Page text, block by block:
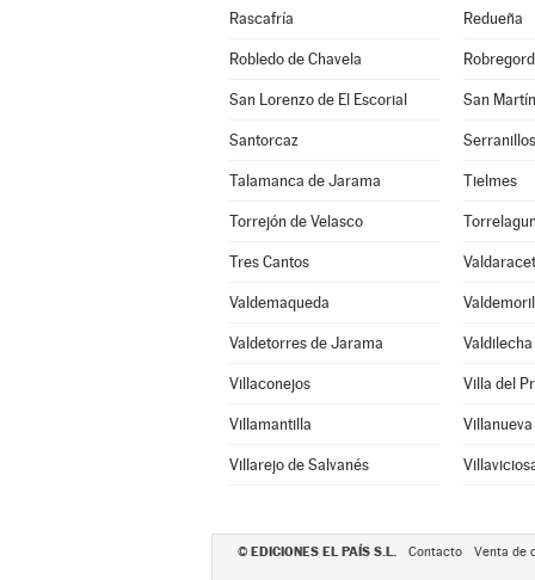
Rascafría Redueña
Robledo de Chavela
San Lorenzo de El Escorial San
Santorcaz
Talamanca de Jarama Tielmes
Torrejón de Velasco
Tres Cantos
Valdemaqueda
Valdetorres de Jarama Valdilecha
Villaconejos Villa del
Villamantilla
Villarejo de Salvanés
© EDICIONES EL PAÍS S.L. Contacto Venta de